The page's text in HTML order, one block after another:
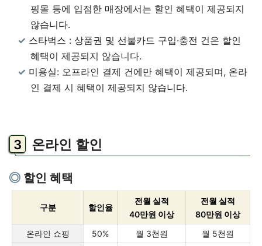
핑몰 등에 입점한 매장에서는 할인 혜택이 제공되지
않습니다.
스타벅스 : 상품권 및 선불카드 구입·충전 건은 할인
혜택이 제공되지 않습니다.
미용실: 오프라인 결제 건에만 혜택이 제공되며, 온라
인 결제 시 혜택이 제공되지 않습니다.
온라인 할인
할인 혜택
구분 할인율
전월 실적
40만원 이상
전월 실적
80만원 이상
온라인 쇼핑
50% 월 3천원
월 5천원